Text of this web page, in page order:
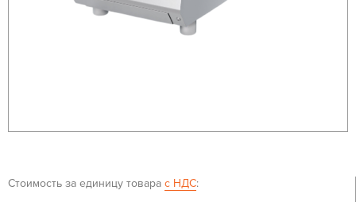
Стоимость за единицу товара с НДС: